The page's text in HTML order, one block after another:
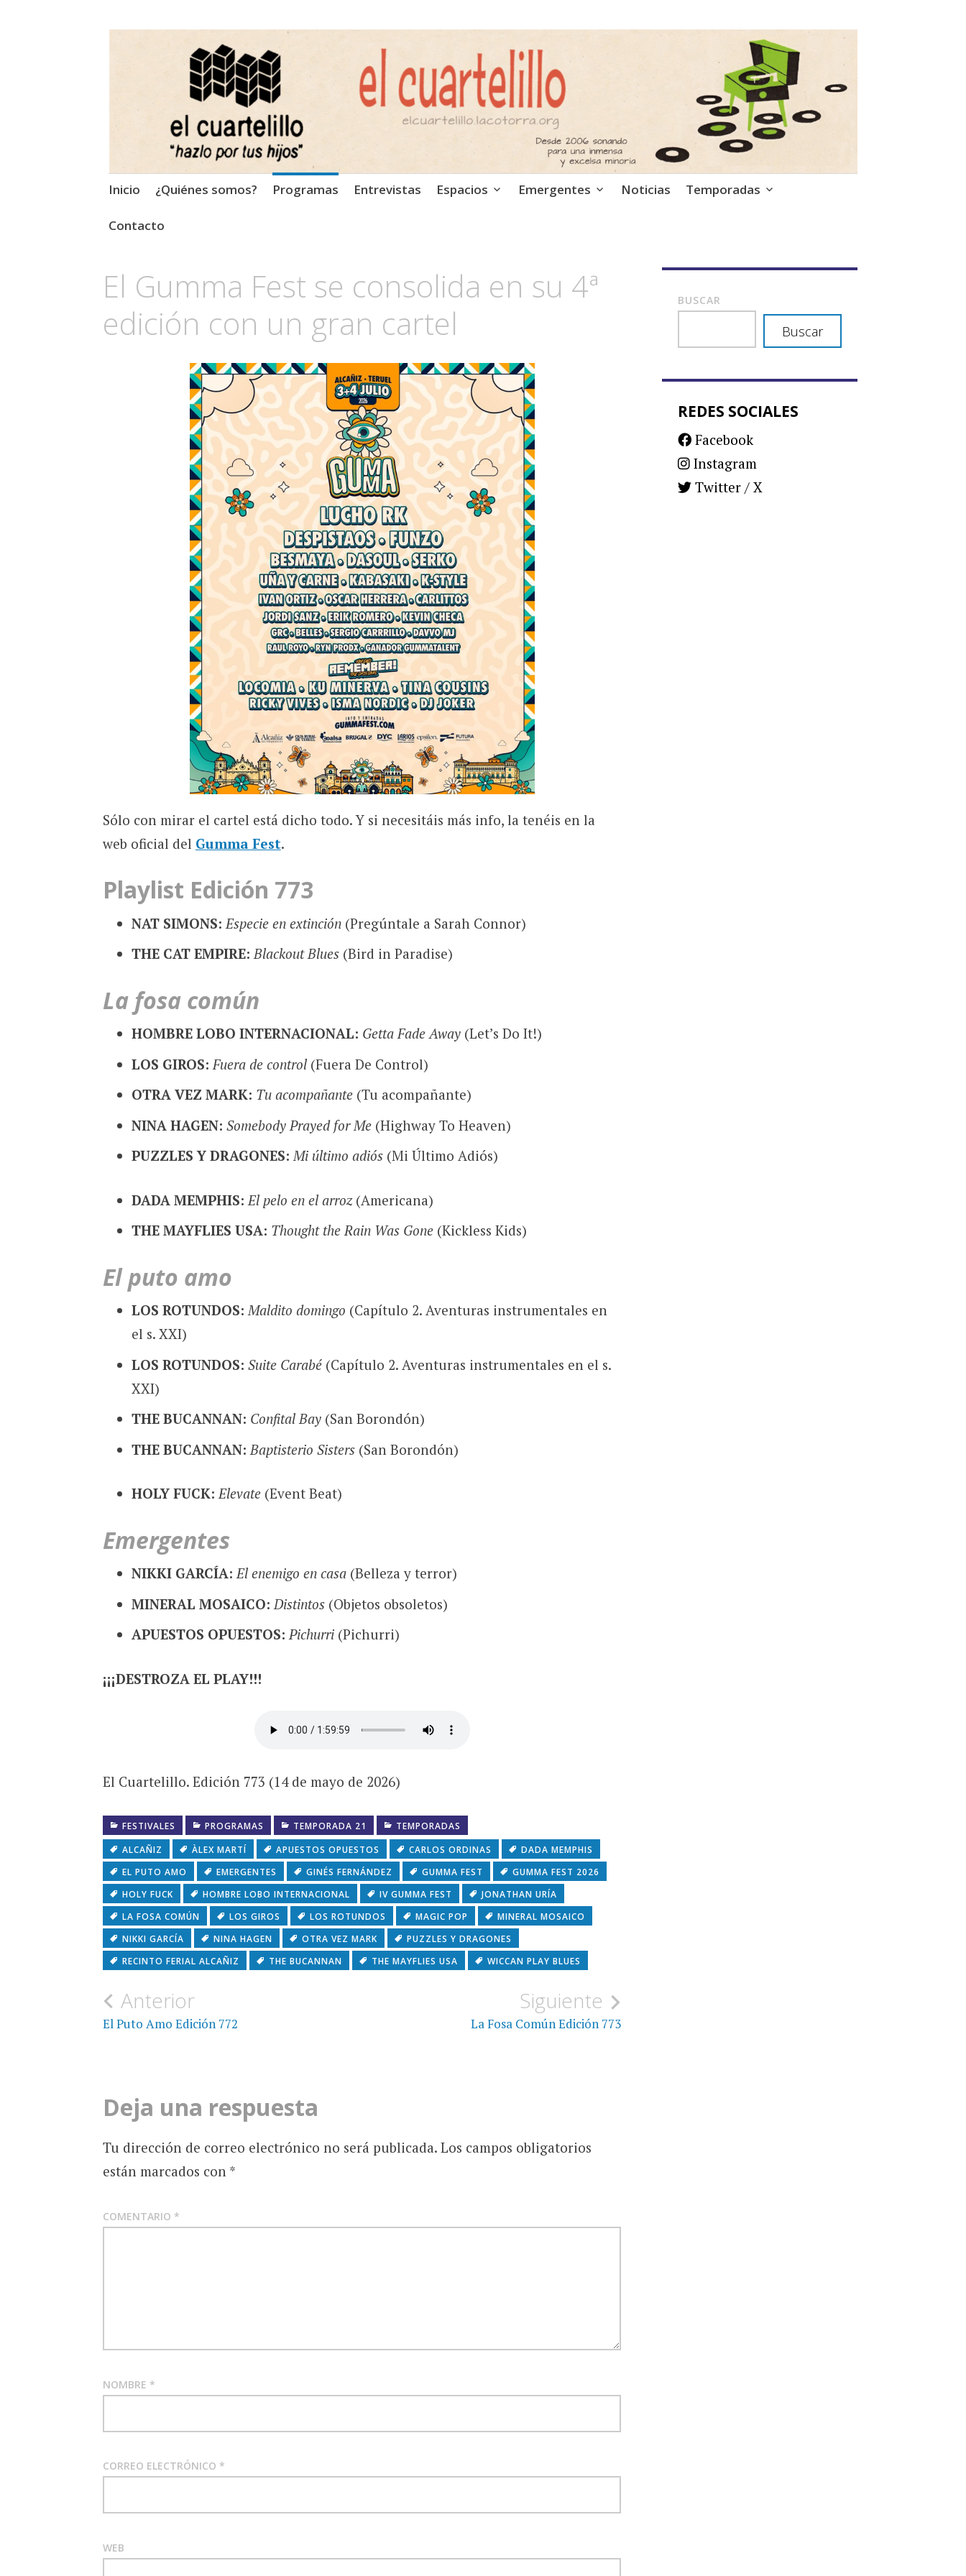
El Cuartelillo
Programa de radio de música independiente. Podcast
Saltar
contenido
Inicio ¿Quiénes somos? Programas Entrevistas Espacios Emergentes Noticias Temporadas
Contacto
El Gumma Fest se consolida en su 4ª
edición con un gran cartel
Sólo con mirar el cartel está dicho todo. Y si necesitáis más info, la tenéis en la
web oficial del Gumma Fest.
Playlist Edición 773
NAT SIMONS: Especie en extinción(Pregúntale a Sarah Connor)
THE CAT EMPIRE:Blackout Blues(Bird in Paradise)
La fosa común
HOMBRE LOBO INTERNACIONAL: Getta Fade Away(Let’s Do It!)
LOS GIROS: Fuera de control(Fuera De Control)
OTRA VEZ MARK: Tu acompañante(Tu acompañante)
NINA HAGEN: Somebody Prayed for Me(Highway To Heaven)
PUZZLES Y DRAGONES:Mi último adiós(Mi Último Adiós)
DADA MEMPHIS: El pelo en el arroz(Americana)
THE MAYFLIES USA: Thought the Rain Was Gone (Kickless Kids)
El puto amo
LOS ROTUNDOS:Maldito domingo (Capítulo 2. Aventuras instrumentales en
el s. XXI)
LOS ROTUNDOS: Suite Carabé(Capítulo 2. Aventuras instrumentales en el s.
XXI)
THE BUCANNAN: Confital Bay(San Borondón)
THE BUCANNAN: Baptisterio Sisters(San Borondón)
HOLY FUCK:Elevate(Event Beat)
Emergentes
NIKKI GARCÍA:El enemigo en casa(Belleza y terror)
MINERAL MOSAICO: Distintos (Objetos obsoletos)
APUESTOS OPUESTOS:Pichurri(Pichurri)
¡¡¡DESTROZA EL PLAY!!!
El Cuartelillo. Edición 773 (14 de mayo de 2026)
FESTIVALES PROGRAMAS TEMPORADA 21
TEMPORADAS
ALCAÑIZ
ÀLEX MARTÍ APUESTOS OPUESTOS CARLOS ORDINAS
DADA MEMPHIS
EL PUTO AMO
EMERGENTES GINÉS FERNÁNDEZ GUMMA FEST
GUMMA FEST 2026
HOLY FUCK
HOMBRE LOBO INTERNACIONAL IV GUMMA FEST
JONATHAN URÍA
LA FOSA COMÚN
LOS GIROS LOS ROTUNDOS MAGIC POP
MINERAL MOSAICO
NIKKI GARCÍA
NINA HAGEN OTRA VEZ MARK
PUZZLES Y DRAGONES
RECINTO FERIAL ALCAÑIZ
THE BUCANNAN THE MAYFLIES USA WICCAN PLAY BLUES
Navegación
de
Anterior
El Puto Amo Edición 772
Siguiente
La Fosa Común Edición 773
Deja una respuesta
Tu dirección de correo electrónico no será publicada. Los campos obligatorios
están marcados con *
COMENTARIO *
NOMBRE *
CORREO ELECTRÓNICO *
WEB
BUSCAR
Buscar
REDES SOCIALES
Facebook
Instagram
Twitter / X